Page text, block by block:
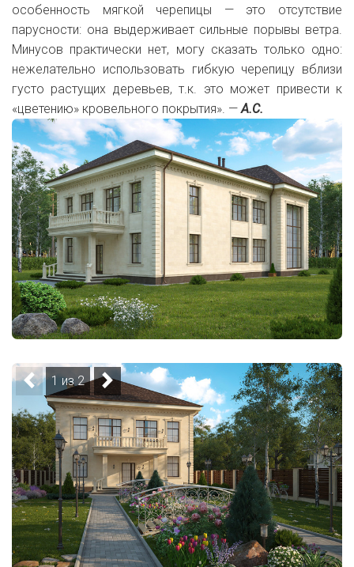
особенность мягкой черепицы — это отсутствие
парусности: она выдерживает сильные порывы ветра.
Минусов практически нет, могу сказать только одно:
нежелательно использовать гибкую черепицу вблизи
густо растущих деревьев, т.к. это может привести к
«цветению» кровельного покрытия». —А.С.
1 из 2